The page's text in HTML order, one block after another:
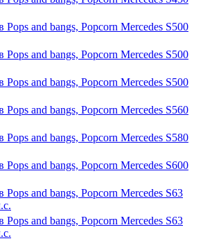
and bangs, Popcorn Mercedes S500
and bangs, Popcorn Mercedes S500
and bangs, Popcorn Mercedes S500
and bangs, Popcorn Mercedes S560
and bangs, Popcorn Mercedes S580
and bangs, Popcorn Mercedes S600
and bangs, Popcorn Mercedes S63
and bangs, Popcorn Mercedes S63